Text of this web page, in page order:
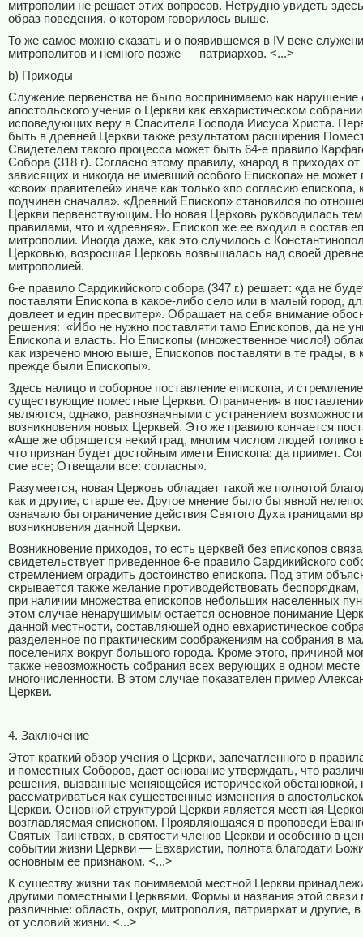
митрополии не решает этих вопросов. Нетрудно увидеть
образ поведения, о котором говорилось выше.
То же самое можно сказать и о появившемся в IV веке
митрополитов и немного позже — патриархов. <...>
b) Приходы
Служение первенства не было воспринимаемо как нарушение
апостольского учения о Церкви как евхаристическом собрании
исповедующих веру в Спасителя Господа Иисуса Христа.
быть в древней Церкви также результатом расширения
Свидетелем такого процесса может быть 64-е правило
Собора (318 г). Согласно этому правилу, «народ в приходах от
зависящих и никогда не имевший особого Епископа» не может
«своих правителей» иначе как только «по согласию епископа,
подчинен сначала». «Древний Епископ» становился по
Церкви первенствующим. Но новая Церковь руководилась
правилами, что и «древняя». Епископ же ее входил в состав
митрополии. Иногда даже, как это случилось с
Церковью, возросшая Церковь возвышалась над своей
митрополией.
6-е правило Сардикийского собора (347 г.) решает: «да не
поставляти Епископа в какое-либо село или в малый город,
довлеет и един пресвитер». Обращает на себя внимание
решения: «Ибо не нужно поставляти тамо Епископов, да не
Епископа и власть. Но Епископы (множественное число!)
как изречено мною выше, Епископов поставляти в те грады, в
прежде были Епископы».
Здесь налицо и соборное поставление епископа, и
существующие поместные Церкви. Ограничения в
являются, однако, равнозначными с устранением возможности
возникновения новых Церквей. Это же правило кончается
«Аще же обрящется некий град, многим числом людей толико
что признан будет достойным имети Епископа: да приимет.
сие все; Отвещали все: согласны».
Разумеется, новая Церковь обладает такой же полнотой
как и другие, старше ее. Другое мнение было бы явной
означало бы ограничение действия Святого Духа границами
возникновения данной Церкви.
Возникновение приходов, то есть церквей без епископов
свидетельствует приведенное 6-е правило Сардикийского
стремлением оградить достоинство епископа. Под этим
скрывается также желание противодействовать
при наличии множества епископов небольших населенных
этом случае ненарушимым остается основное понимание
данной местности, составляющей одно евхаристическое
разделенное по практическим соображениям на собрания в
поселениях вокруг большого города. Кроме этого, причиной
также невозможность собрания всех верующих в одном месте
многочисленности. В этом случае показателен пример
Церкви.
4. Заключение
Этот краткий обзор учения о Церкви, запечатленного в
и поместных Соборов, дает основание утверждать, что
решения, вызванные меняющейся исторической обстановкой,
рассматриваться как существенные изменения в
Церкви. Основной структурой Церкви является местная
возглавляемая епископом. Проявляющаяся в проповеди
Святых Таинствах, в святости членов Церкви и особенно в
событии жизни Церкви — Евхаристии, полнота благодати
основным ее признаком. <...>
К существу жизни так понимаемой местной Церкви
другими поместными Церквями. Формы и названия этой связи
различные: область, округ, митрополия, патриархат и другие,
от условий жизни. <...>